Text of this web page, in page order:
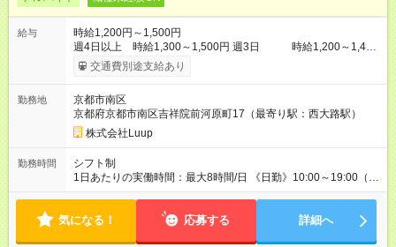
給与
時給1,200円～1,500円
週4日以上 時給1,300～1,500円 週3日 時給1,200～1,400
円 ※22:00～5:00は、25％アップ ※土日祝日は時給100円アッ
プ！ 【試用期間】試用期間あり 試用期間の長さ：1ヶ月 雇用形
交通費別途支給あり
勤務地
京都市南区
京都府京都市南区吉祥院前河原町17（最寄り駅：西大路駅）
株式会社Luup
勤務時間
シフト制
1日あたりの実働時間：最大8時間/日 《日勤》10:00～19:00（休
憩1時間） 《夜勤》20:00～翌5:00／22:00～翌7:00（休憩1時
気になる！ 応募する 詳細へ